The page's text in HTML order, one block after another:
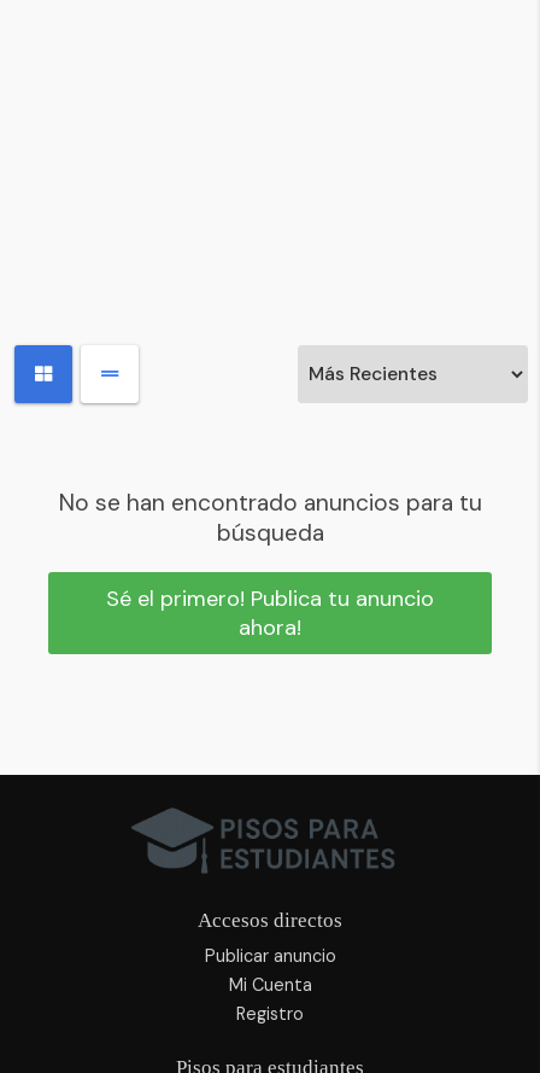
No se han encontrado anuncios para tu
búsqueda
Sé el primero! Publica tu anuncio
ahora!
Accesos directos
Publicar anuncio
Mi Cuenta
Registro
Pisos para estudiantes